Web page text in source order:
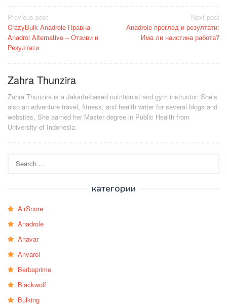
Post
navigation
Previous post
CrazyBulk Anadrole Правна
Anadrol Alternative – Отзиви и
Резултати
Next post
Anadrole преглед и резултати:
Има ли наистина работа?
Zahra Thunzira
Zahra Thunzira is a Jakarta-based nutritionist and gym instructor. She’s
also an adventure travel, fitness, and health writer for several blogs and
websites. She earned her Master degree in Public Health from
University of Indonesia.
for:
категории
AirSnore
Anadrole
Anavar
Anvarol
Berbaprime
Blackwolf
Bulking